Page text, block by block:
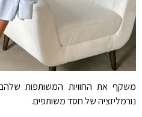
משקף את החוויות המשותפות
נורמליזציה של חסד משותפים.